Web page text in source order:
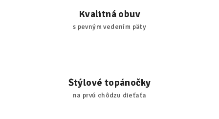
Kvalitná obuv
s pevným vedením päty
Štýlové topánočky
na prvú chôdzu dieťaťa